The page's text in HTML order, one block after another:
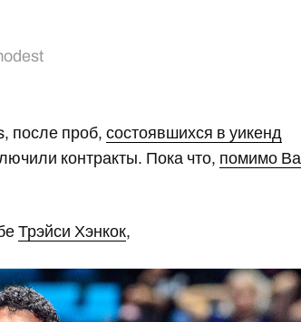
после проб,состоявшихся в уикенд
контракты. Пока что, помимо
Трэйси Хэнкок,